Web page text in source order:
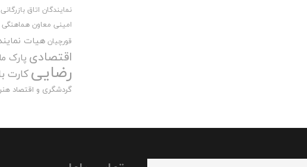
نمایندگان اتاق بازرگانی
امینی معاون هماهنگی
قورچیان هیات
اقتصادی پارک
رضاییکارت
گردشگری و اقتصاد هنر